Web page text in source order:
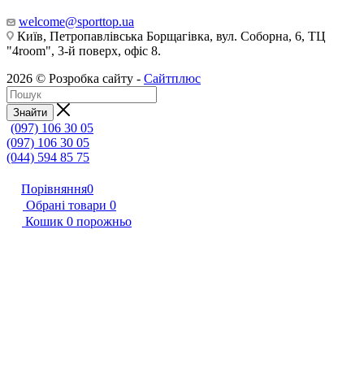
welcome@sporttop.ua
Київ, Петропавлівська Борщагівка, вул. Соборна, 6, ТЦ
"4room", 3-й поверх, офіс 8.
2026 © Розробка сайту - Сайтплюс
Знайти
(097) 106 30 05
(097) 106 30 05
(044) 594 85 75
Порівняння0
Обрані товари 0
Кошик 0 порожньо